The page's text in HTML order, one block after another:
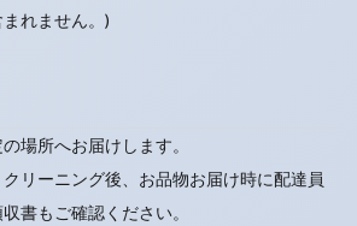
れません。)
場所へお届けします。
リーニング後、お品物お届け時に配達員
書もご確認ください。